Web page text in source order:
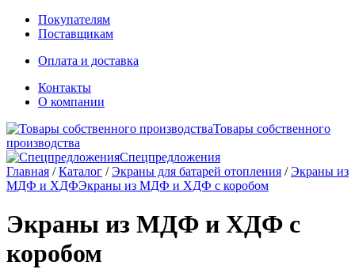
Покупателям
Поставщикам
Оплата и доставка
Контакты
О компании
Товары собственного
производства
Спецпредложения
Главная /Каталог /Экраны для батарей отопления /Экраны из
МДФ и ХДФЭкраны из МДФ и ХДФ с коробом
Экраны из МДФ и ХДФ с
коробом